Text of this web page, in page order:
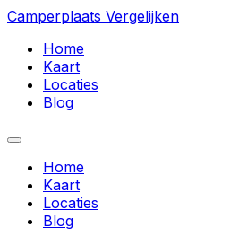
Camperplaats Vergelijken
Home
Kaart
Locaties
Blog
Home
Kaart
Locaties
Blog